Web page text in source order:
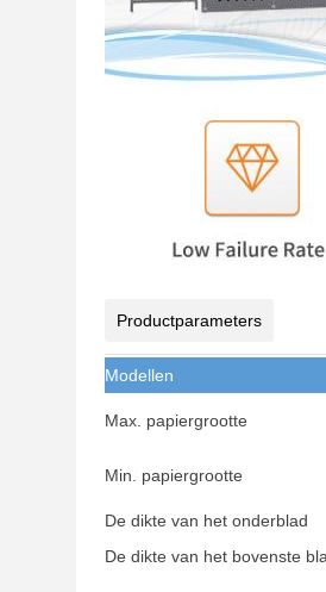
Productparameters
Modellen
Max. papiergrootte
Min. papiergrootte
De dikte van het onderblad
De dikte van het bovenste